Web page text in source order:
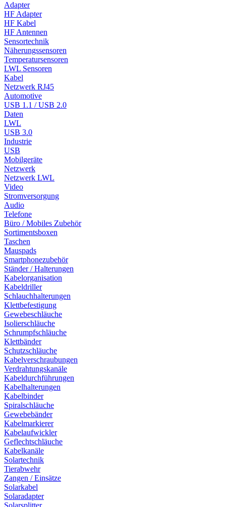
Adapter
HF Adapter
HF Kabel
HF Antennen
Sensortechnik
Näherungssensoren
Temperatursensoren
LWL Sensoren
Kabel
Netzwerk RJ45
Automotive
USB 1.1 / USB 2.0
Daten
LWL
USB 3.0
Industrie
USB
Mobilgeräte
Netzwerk
Netzwerk LWL
Video
Stromversorgung
Audio
Telefone
Büro / Mobiles Zubehör
Sortimentsboxen
Taschen
Mauspads
Smartphonezubehör
Ständer / Halterungen
Kabelorganisation
Kabeldriller
Schlauchhalterungen
Klettbefestigung
Gewebeschläuche
Isolierschläuche
Schrumpfschläuche
Klettbänder
Schutzschläuche
Kabelverschraubungen
Verdrahtungskanäle
Kabeldurchführungen
Kabelhalterungen
Kabelbinder
Spiralschläuche
Gewebebänder
Kabelmarkierer
Kabelaufwickler
Geflechtschläuche
Kabelkanäle
Solartechnik
Tierabwehr
Zangen / Einsätze
Solarkabel
Solaradapter
Solarsplitter